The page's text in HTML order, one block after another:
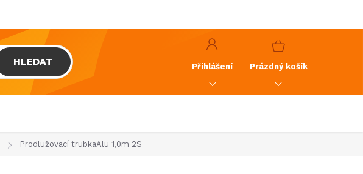
HLEDAT Přihlášení
NÁKUPNÍ
Prázdný košík
Prodlužovací trubkaAlu 1,0m 2S